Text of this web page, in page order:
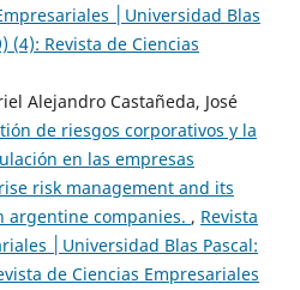
│Universidad Blas
(4): Revista de Ciencias
Alejandro Castañeda, José
de riesgos corporativos y la
en las empresas
risk management and its
argentine companies. , Revista
│Universidad Blas Pascal:
de Ciencias Empresariales